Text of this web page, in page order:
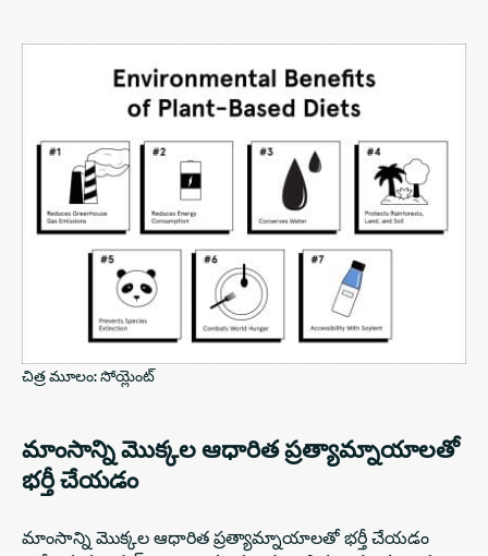
చిత్ర మూలం: సోయ్లెంట్
మాంసాన్ని మొక్కల ఆధారిత ప్రత్యామ్నాయాలతో
భర్తీ చేయడం
మాంసాన్ని మొక్కల ఆధారిత ప్రత్యామ్నాయాలతో భర్తీ చేయడం